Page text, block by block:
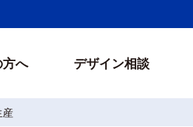
へ デザイン相談